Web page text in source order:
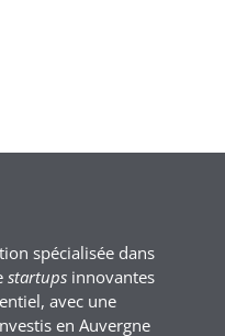
spécialisée dans
startupsinnovantes
avec une
en Auvergne